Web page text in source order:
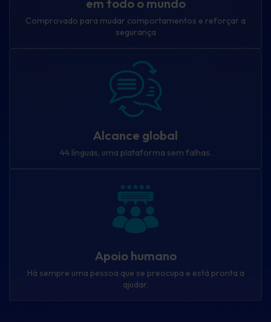
em todo o mundo
Comprovado para mudar comportamentos e reforçar a
segurança
Alcance global
44 línguas, uma plataforma sem falhas.
Apoio humano
Há sempre uma pessoa que se preocupa e está pronta a
ajudar.